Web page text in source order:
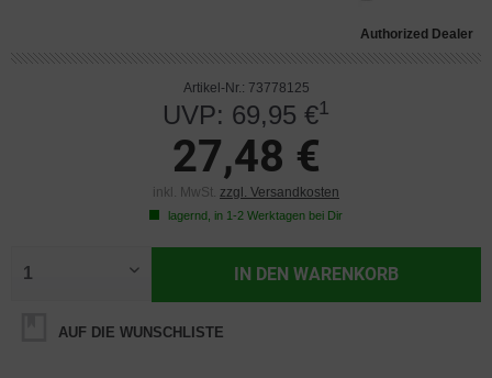
Authorized Dealer
Artikel-Nr.: 73778125
UVP: 69,95 €1
27,48 €
inkl. MwSt. zzgl. Versandkosten
lagernd, in 1-2 Werktagen bei Dir
IN DEN WARENKORB
AUF DIE WUNSCHLISTE